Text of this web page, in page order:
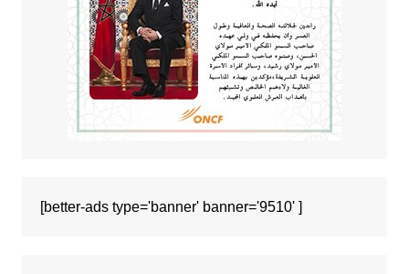
[better-ads type='banner' banner='9510' ]